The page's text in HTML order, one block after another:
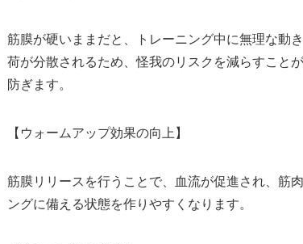
筋膜が硬いままだと、トレーニング中に無理な動
荷が分散されるため、怪我のリスクを減らすこと
防ぎます。
【ウォームアップ効果の向上】
筋膜リリースを行うことで、血流が促進され、筋
ングに備える状態を作りやすくなります。